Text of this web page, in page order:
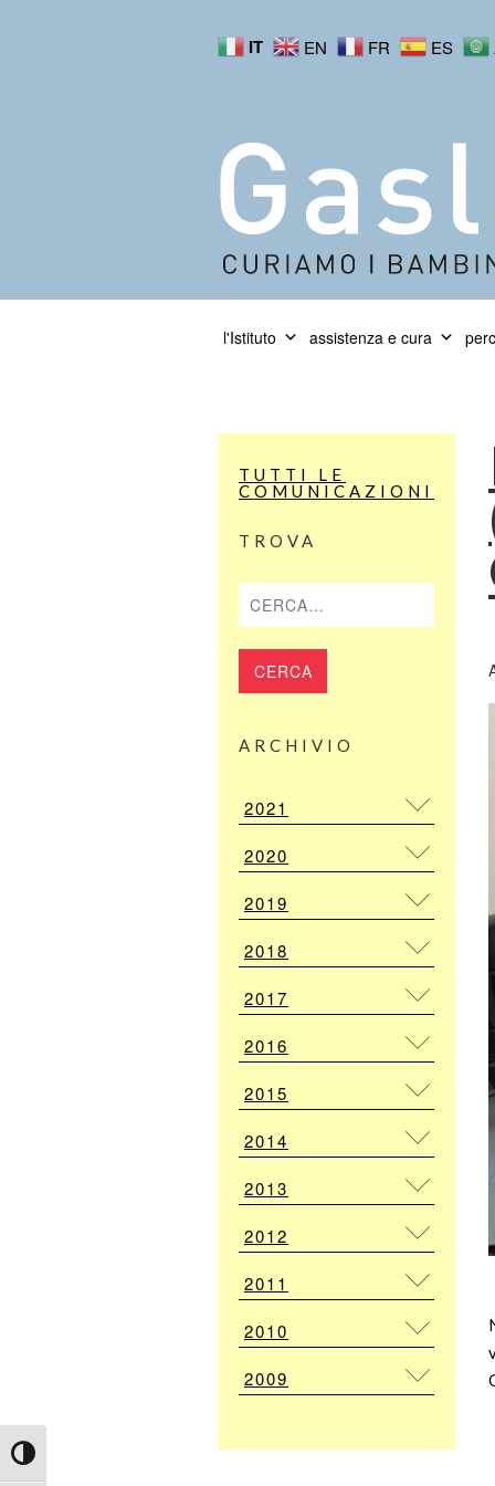
Attiva/disattiva alto contrasto
IT EN FR ES
l'Istituto assistenza e cura
TUTTI LE
COMUNICAZIONI
TROVA
ARCHIVIO
2021
2020
2019
2018
2017
2016
2015
2014
2013
2012
2011
2010
2009